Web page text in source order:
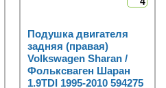
Подушка двигателя
задняя (правая)
Volkswagen Sharan /
Фольксваген Шаран
1.9TDI 1995-2010 594275